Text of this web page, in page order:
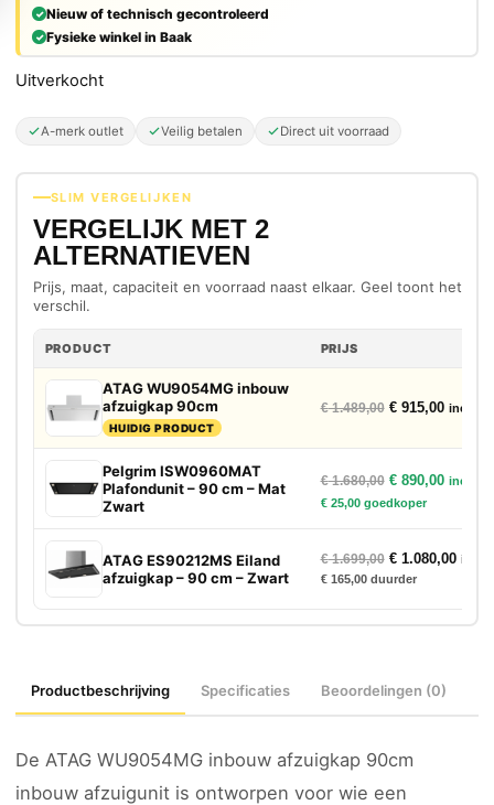
Nieuw of technisch gecontroleerd
Fysieke winkel in Baak
Uitverkocht
A-merk outlet Veilig betalen Direct uit voorraad
SLIM VERGELIJKEN
VERGELIJK MET 2
ALTERNATIEVEN
Prijs, maat, capaciteit en voorraad naast elkaar. Geel toont het
verschil.
PRODUCT PRIJS
ATAG WU9054MG inbouw
afzuigkap 90cm
HUIDIG PRODUCT
€1.489,00 €915,00 incl.
Pelgrim ISW0960MAT
Plafondunit – 90 cm – Mat
Zwart
€1.680,00 €890,00 incl.
€25,00goedkoper
ATAG ES90212MS Eiland
afzuigkap – 90 cm – Zwart
€1.699,00 €1.080,00 incl.
€165,00duurder
Productbeschrijving Specificaties Beoordelingen (0)
De ATAG WU9054MG inbouw afzuigkap 90cm
inbouw afzuigunit is ontworpen voor wie een